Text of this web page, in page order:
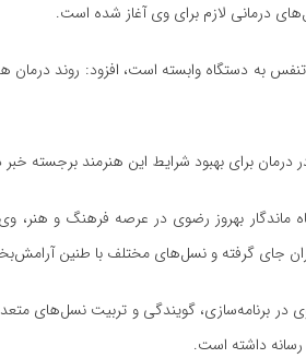
درمانی لازم برای وی آغاز شده است.
به دستگاه وابسته است، افزود: روند
برای بهبود شرایط این هنرمند برجسته خبر
ماندگار بهروز رضوی در عرصه فرهنگ و
جای گرفته و نسل‌های مختلف با طنین
برنامه‌سازی، گویندگی و تربیت نسل‌های
داشته است.